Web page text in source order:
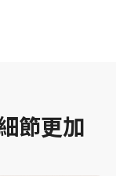
節更加